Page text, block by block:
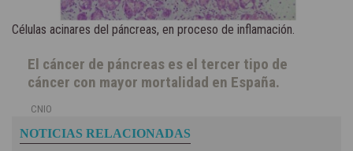
Células acinares del páncreas, en proceso de inflamación.
El cáncer de páncreas es el tercer tipo de
cáncer con mayor mortalidad en España.
CNIO
NOTICIAS RELACIONADAS